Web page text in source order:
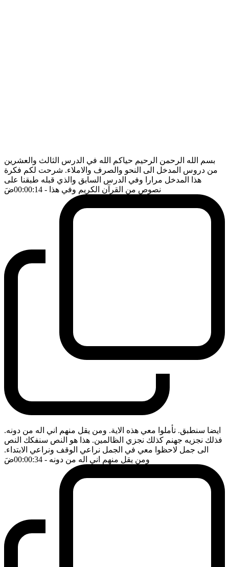
بسم الله الرحمن الرحيم حياكم الله في الدرس الثالث والعشرين
من دروس المدخل الى النحو والصرف والاملاء. شرحت لكم فكرة
هذا المدخل مرارا وفي الدرس السابق والذي قبله طبقنا على
نصوص من القرآن الكريم وفي هذا - 00:00:14 ضَ
ايضا سنطبق. تأملوا معي هذه الاية. ومن يقل منهم اني اله من دونه.
فذلك نجزيه جهنم كذلك نجزي الظالمين. هذا هو النص سنفكك النص
الى جمل لاحظوا معي في الجمل نراعي الوقف ونراعي الابتداء.
ومن يقل منهم اني اله من دونه - 00:00:34 ضَ